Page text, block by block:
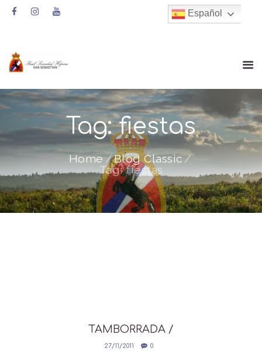
Tag: fiestas
Home
Blog Classic
Tag: fiestas
TAMBORRADA /
DANBORRADA 2012
27/11/2011 0
Español